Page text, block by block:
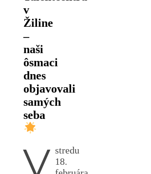
v
Žiline
–
naši
ôsmaci
dnes
objavovali
samých
seba
V stredu
18.